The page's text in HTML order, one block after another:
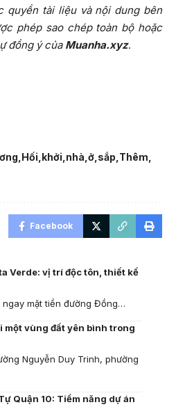
quyền tài liệu và nội dung bên
phép sao chép toàn bộ hoặc
đồng ý của Muanha.xyz.
Hối khởi nhà ở sắp Thêm
Facebook
Verde: vị trí độc tôn, thiết kế
ngay mặt tiền đường Đồng…
một vùng đất yên bình trong
Nguyễn Duy Trinh, phường
Quận 10: Tiềm năng dự án